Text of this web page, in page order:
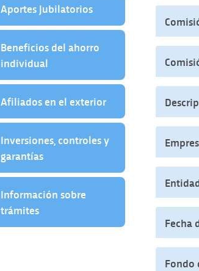
Aportes Jubilatorios
Beneficios del ahorro
individual
Afiliados en el exterior
Inversiones, controles y
garantías
Información sobre
trámites
Fecha
Fondo